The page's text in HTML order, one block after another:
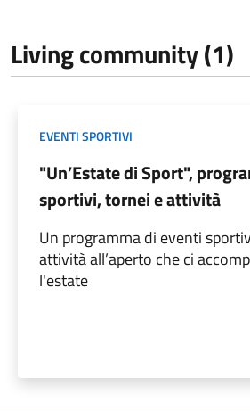
Living community (1)
EVENTI SPORTIVI
"Un’Estate di Sport",
sportivi, tornei e attività
Un programma di eventi
attività all’aperto che ci
l'estate